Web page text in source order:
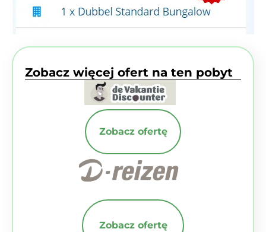
Zobacz więcej ofert na ten pobyt
Zobacz ofertę
Zobacz ofertę